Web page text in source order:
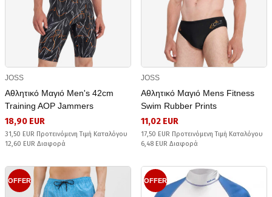
JOSS
Αθλητικό Μαγιό Men's 42cm
Training AOP Jammers
18,90 EUR
31,50 EUR Προτεινόμενη Τιμή Καταλόγου
12,60 EUR Διαφορά
JOSS
Αθλητικό Μαγιό Mens Fitness
Swim Rubber Prints
11,02 EUR
17,50 EUR Προτεινόμενη Τιμή Καταλόγου
6,48 EUR Διαφορά
OFFER OFFER